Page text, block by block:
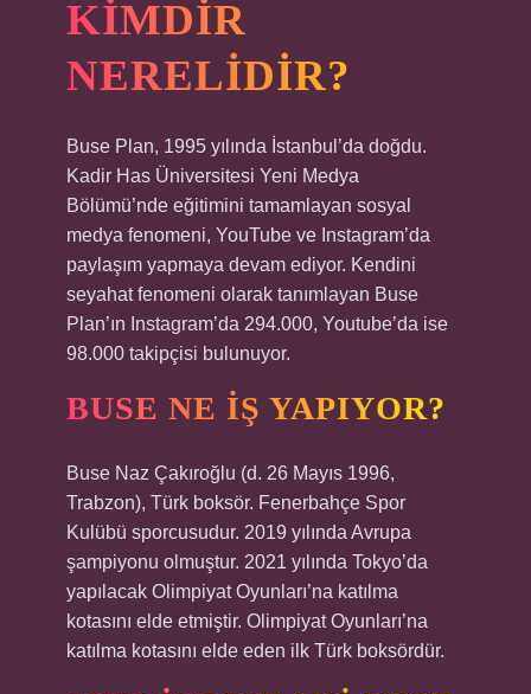
KIMDIR
NERELIDIR?
Buse Plan, 1995 yılında İstanbul’da doğdu.
Kadir Has Üniversitesi Yeni Medya
Bölümü’nde eğitimini tamamlayan sosyal
medya fenomeni, YouTube ve Instagram’da
paylaşım yapmaya devam ediyor. Kendini
seyahat fenomeni olarak tanımlayan Buse
Plan’ın Instagram’da 294.000, Youtube’da ise
98.000 takipçisi bulunuyor.
BUSE NE IŞ YAPIYOR?
Buse Naz Çakıroğlu (d. 26 Mayıs 1996,
Trabzon), Türk boksör. Fenerbahçe Spor
Kulübü sporcusudur. 2019 yılında Avrupa
şampiyonu olmuştur. 2021 yılında Tokyo’da
yapılacak Olimpiyat Oyunları’na katılma
kotasını elde etmiştir. Olimpiyat Oyunları’na
katılma kotasını elde eden ilk Türk boksördür.